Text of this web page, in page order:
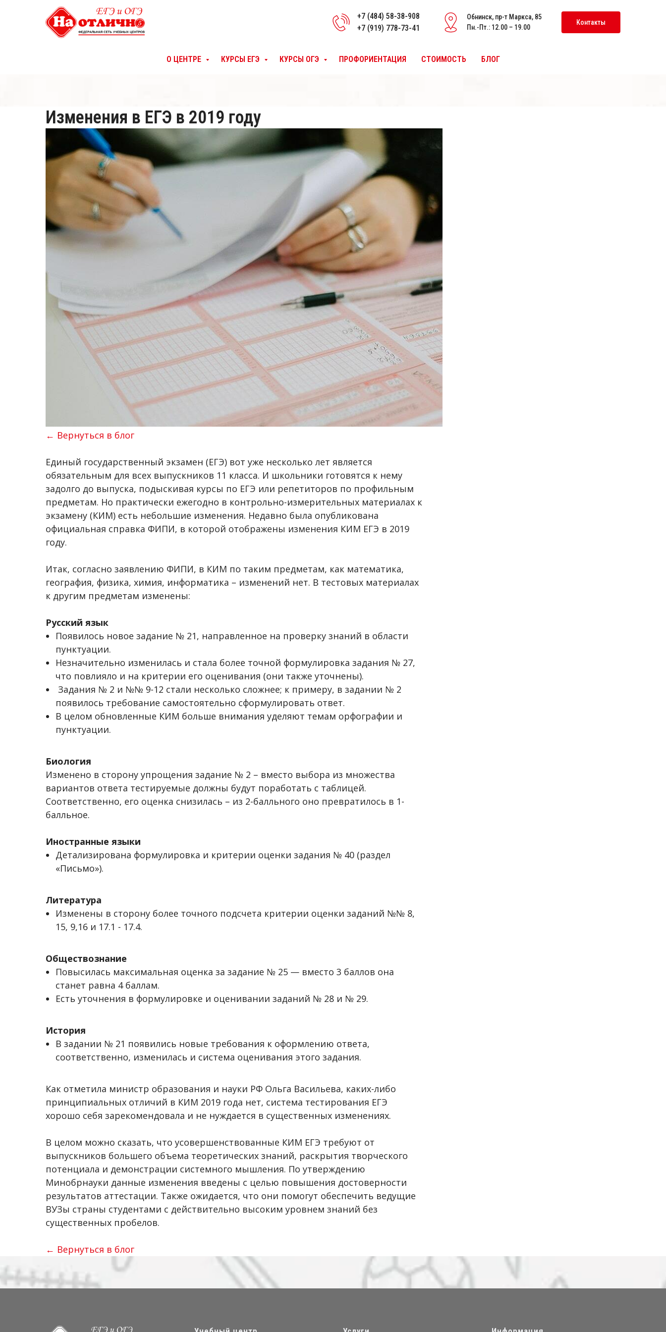
+7 (484) 58-38-908
+7 (919) 778-73-41
Обнинск, пр-т Маркса, 85
Пн.-Пт.: 12.00 – 19.00
Контакты
О ЦЕНТРЕ КУРСЫ ЕГЭ КУРСЫ ОГЭ ПРОФОРИЕНТАЦИЯ СТОИМОСТЬ БЛОГ
Изменения в ЕГЭ в 2019 году
← Вернуться в блог
Единый государственный экзамен (ЕГЭ) вот уже несколько лет является
обязательным для всех выпускников 11 класса. И школьники готовятся к нему
задолго до выпуска, подыскивая курсы по ЕГЭ или репетиторов по профильным
предметам. Но практически ежегодно в контрольно-измерительных материалах к
экзамену (КИМ) есть небольшие изменения. Недавно была опубликована
официальная справка ФИПИ, в которой отображены изменения КИМ ЕГЭ в 2019
году.
Итак, согласно заявлению ФИПИ, в КИМ по таким предметам, как математика,
география, физика, химия, информатика – изменений нет. В тестовых материалах
к другим предметам изменены:
Русский язык
Появилось новое задание № 21, направленное на проверку знаний в области
пунктуации.
Незначительно изменилась и стала более точной формулировка задания № 27,
что повлияло и на критерии его оценивания (они также уточнены).
Задания № 2 и №№ 9-12 стали несколько сложнее; к примеру, в задании № 2
появилось требование самостоятельно сформулировать ответ.
В целом обновленные КИМ больше внимания уделяют темам орфографии и
пунктуации.
Биология
Изменено в сторону упрощения задание № 2 – вместо выбора из множества
вариантов ответа тестируемые должны будут поработать с таблицей.
Соответственно, его оценка снизилась – из 2-балльного оно превратилось в 1-
балльное.
Иностранные языки
Детализирована формулировка и критерии оценки задания № 40 (раздел
«Письмо»).
Литература
Изменены в сторону более точного подсчета критерии оценки заданий №№ 8,
15, 9,16 и 17.1 - 17.4.
Обществознание
Повысилась максимальная оценка за задание № 25 — вместо 3 баллов она
станет равна 4 баллам.
Есть уточнения в формулировке и оценивании заданий № 28 и № 29.
История
В задании № 21 появились новые требования к оформлению ответа,
соответственно, изменилась и система оценивания этого задания.
Как отметила министр образования и науки РФ Ольга Васильева, каких-либо
принципиальных отличий в КИМ 2019 года нет, система тестирования ЕГЭ
хорошо себя зарекомендовала и не нуждается в существенных изменениях.
В целом можно сказать, что усовершенствованные КИМ ЕГЭ требуют от
выпускников большего объема теоретических знаний, раскрытия творческого
потенциала и демонстрации системного мышления. По утверждению
Минобрнауки данные изменения введены с целью повышения достоверности
результатов аттестации. Также ожидается, что они помогут обеспечить ведущие
ВУЗы страны студентами с действительно высоким уровнем знаний без
существенных пробелов.
← Вернуться в блог